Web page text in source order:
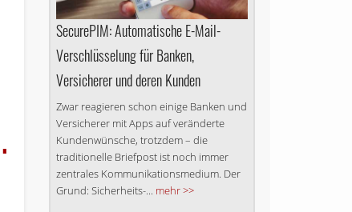
SecurePIM: Automatische E-Mail-
Verschlüsselung für Banken,
Versicherer und deren Kunden
Zwar reagieren schon einige Banken und
Versicherer mit Apps auf veränderte
Kunden­wünsche, trotzdem – die
traditionelle Briefpost ist noch immer
zentrales Kommunikationsmedium. Der
Grund: Sicherheits-... mehr >>